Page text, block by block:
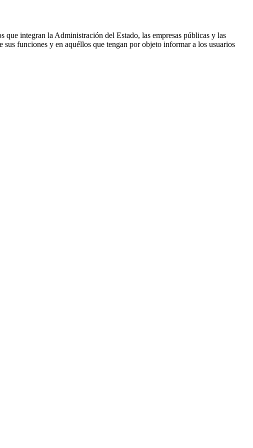
que integran la Administración del Estado, las empresas públicas y las
funciones y en aquéllos que tengan por objeto informar a los usuarios